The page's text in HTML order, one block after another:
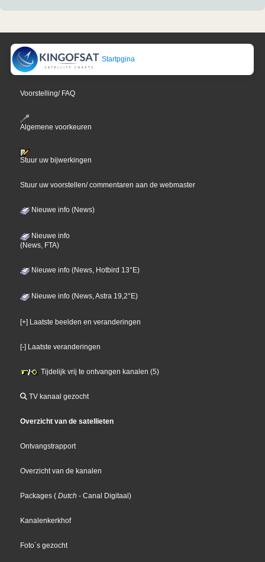
Startpgina
Voorstelling/ FAQ
Algemene voorkeuren
Stuur uw bijwerkingen
Stuur uw voorstellen/ commentaren aan de webmaster
Nieuwe info (News)
Nieuwe info
(News, FTA)
Nieuwe info (News, Hotbird 13°E)
Nieuwe info (News, Astra 19,2°E)
[+] Laatste beelden en veranderingen
[-] Laatste veranderingen
Tijdelijk vrij te ontvangen kanalen (5)
TV kanaal gezocht
Overzicht van de satellieten
Ontvangstrapport
Overzicht van de kanalen
Packages ( Dutch - Canal Digitaal)
Kanalenkerkhof
Foto´s gezocht